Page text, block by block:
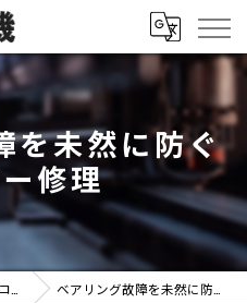
を未然に防ぐ
修理
コラム ベアリング故障を未然に防ぐモーター修理